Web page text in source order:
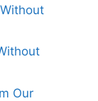
Our